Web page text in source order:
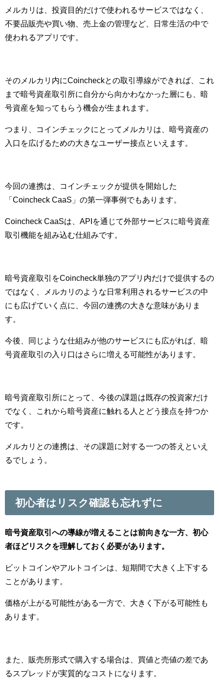
メルカリは、投資目的だけで使われるサービスではなく、
不要品販売や買い物、売上金の管理など、日常生活の中で
使われるアプリです。
そのメルカリ内にCoincheckとの取引導線ができれば、これ
まで暗号資産取引所に自分から向かわなかった層にも、暗
号資産を知ってもらう機会が生まれます。
つまり、コインチェックにとってメルカリは、暗号資産の
入口を広げるための大きなユーザー接点といえます。
今回の連携は、コインチェックが提供を開始した
「Coincheck CaaS」の第一弾事例でもあります。
Coincheck CaaSは、APIを通じて外部サービスに暗号資産
取引機能を組み込む仕組みです。
暗号資産取引をCoincheck単独のアプリ内だけで提供するの
ではなく、メルカリのような日常利用されるサービスの中
にも広げていく点に、今回の連携の大きな意味がありま
す。
今後、同じような仕組みが他のサービスにも広がれば、暗
号資産取引の入り口はさらに増える可能性があります。
暗号資産取引所にとって、今後の課題は既存の投資家だけ
でなく、これから暗号資産に触れる人とどう接点を持つか
です。
メルカリとの連携は、その課題に対する一つの答えといえ
るでしょう。
初心者はリスク確認も忘れずに
暗号資産取引への導線が増えることは前向きな一方、初心
者ほどリスクを理解しておく必要があります。
ビットコインやアルトコインは、短期間で大きく上下する
ことがあります。
価格が上がる可能性がある一方で、大きく下がる可能性も
あります。
また、販売所形式で購入する場合は、買値と売値の差であ
るスプレッドが実質的なコストになります。